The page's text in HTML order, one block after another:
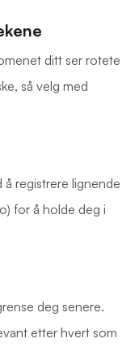
ditt ser rotete
så velg med
å registrere lignende
for å holde deg i
deg senere.
etter hvert som